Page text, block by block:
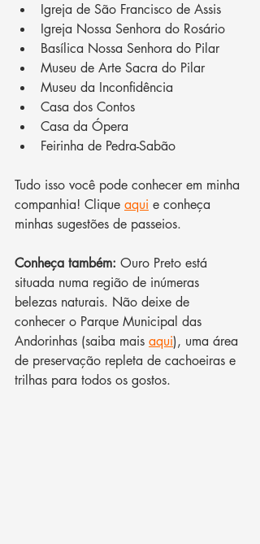
Igreja de São Francisco de Assis
Igreja Nossa Senhora do Rosário
Basílica Nossa Senhora do Pilar
Museu de Arte Sacra do Pilar
Museu da Inconfidência
Casa dos Contos
Casa da Ópera
Feirinha de Pedra-Sabão
Tudo isso você pode conhecer em minha
companhia! Clique aqui e conheça
minhas sugestões de passeios.
Conheça também: Ouro Preto está
situada numa região de inúmeras
belezas naturais. Não deixe de
conhecer o Parque Municipal das
Andorinhas (saiba mais aqui), uma área
de preservação repleta de cachoeiras e
trilhas para todos os gostos.